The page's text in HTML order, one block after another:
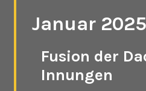
Fusion der
Innungen
Januar 2025